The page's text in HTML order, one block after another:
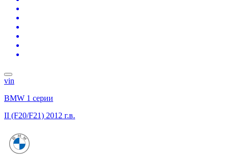
vin
BMW 1 серии
II (F20/F21) 2012 г.в.